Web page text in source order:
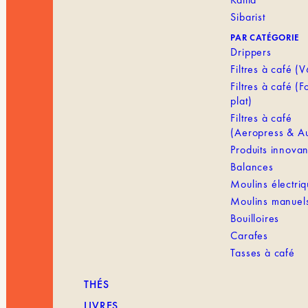
Sibarist
PAR CATÉGORIE
Drippers
Filtres à café
Filtres à café
plat)
Filtres à café
(Aeropress &
Produits
Balances
Moulins
Moulins
Bouilloires
Carafes
Tasses à café
THÉS